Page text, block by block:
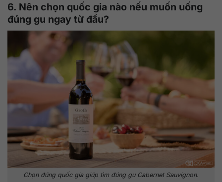
6. Nên chọn quốc gia nào nếu muốn uống
đúng gu ngay từ đầu?
Chọn đúng quốc gia giúp tìm đúng gu Cabernet Sauvignon.